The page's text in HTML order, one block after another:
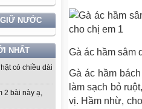
NƯỚC
NHẤT
có chiều dài
2 bài này ạ,
Gà ác hầm sâm
Gà ác hầm
làm sạch bỏ
vị. Hầm nhừ,